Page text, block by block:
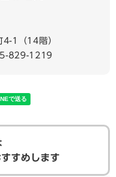
4-1（14階）
829-1219
すめします